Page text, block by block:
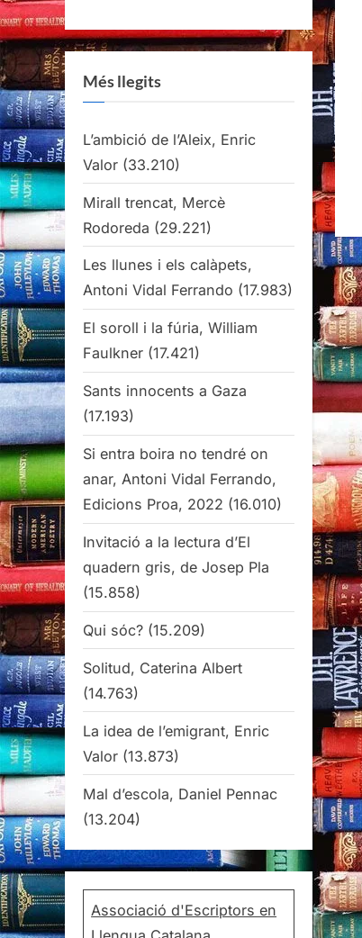
Més llegits
L’ambició de l’Aleix, Enric
Valor (33.210)
Mirall trencat, Mercè
Rodoreda (29.221)
Les llunes i els calàpets,
Antoni Vidal Ferrando (17.983)
El soroll i la fúria, William
Faulkner (17.421)
Sants innocents a Gaza
(17.193)
Si entra boira no tendré on
anar, Antoni Vidal Ferrando,
Edicions Proa, 2022 (16.010)
Invitació a la lectura d’El
quadern gris, de Josep Pla
(15.858)
Qui sóc? (15.209)
Solitud, Caterina Albert
(14.763)
La idea de l’emigrant, Enric
Valor (13.873)
Mal d’escola, Daniel Pennac
(13.204)
Associació d'Escriptors en